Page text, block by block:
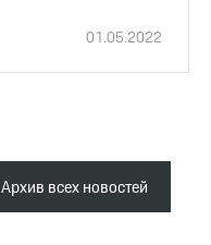
01.05.2022
Архив всех новостей